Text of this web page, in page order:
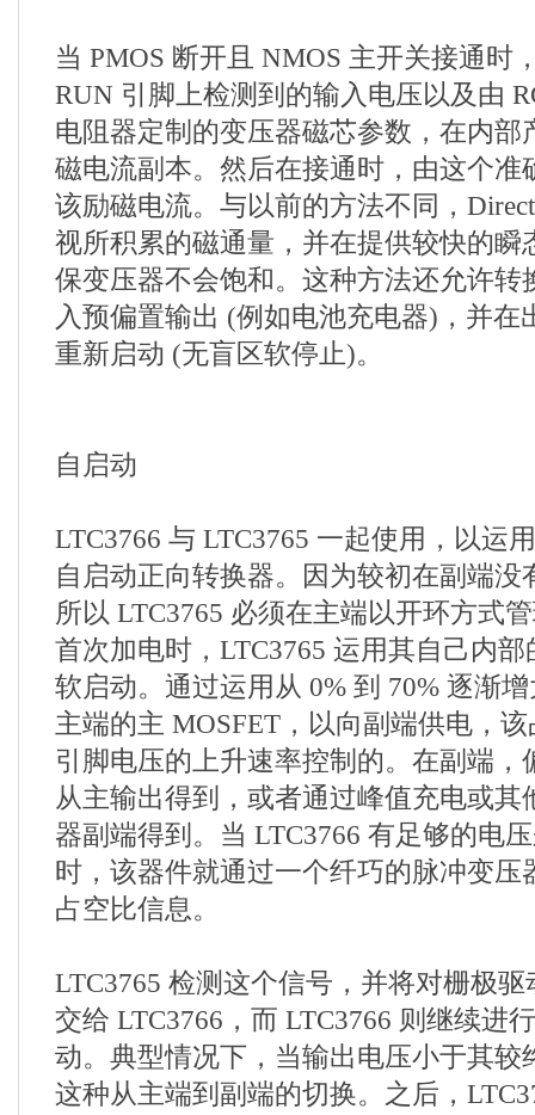
当 PMOS 断开且 NMOS 主开关接通时
RUN 引脚上检测到的输入电压以及由
电阻器定制的变压器磁芯参数，在内部
磁电流副本。然后在接通时，由这个准
该励磁电流。与以前的方法不同，
视所积累的磁通量，并在提供较快的瞬
保变压器不会饱和。这种方法还允许转
入预偏置输出 (例如电池充电器)，并在
重新启动 (无盲区软停止)。
自启动
LTC3766 与 LTC3765 一起使用，以运
自启动正向转换器。因为较初在副端没
所以 LTC3765 必须在主端以开环方式
首次加电时，LTC3765 运用其自己内
软启动。通过运用从 0% 到 70% 逐渐
主端的主 MOSFET，以向副端供电，
引脚电压的上升速率控制的。在副端，
从主输出得到，或者通过峰值充电或其
器副端得到。当 LTC3766 有足够的电
时，该器件就通过一个纤巧的脉冲变压
占空比信息。
LTC3765 检测这个信号，并将对栅极
交给 LTC3766，而 LTC3766 则继续进
动。典型情况下，当输出电压小于其较
这种从主端到副端的切换。之后，